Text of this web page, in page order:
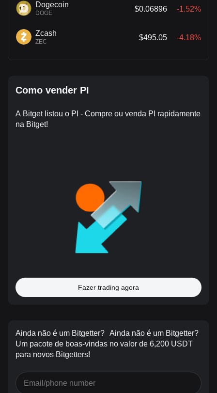
Dogecoin
DOGE
$0.06896 -1.52%
Zcash
ZEC
$495.05 -4.18%
Como vender PI
A Bitget listou o PI - Compre ou venda PI rapidamente
na Bitget!
Fazer trading agora
Ainda não é um Bitgetter? Ainda não é um Bitgetter?
Um pacote de boas-vindas no valor de 6,200 USDT
para novos Bitgetters!